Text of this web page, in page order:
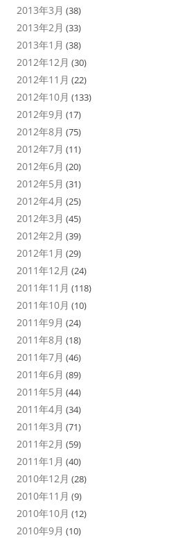
2013年3月 (38)
2013年2月 (33)
2013年1月 (38)
2012年12月 (30)
2012年11月 (22)
2012年10月 (133)
2012年9月 (17)
2012年8月 (75)
2012年7月 (11)
2012年6月 (20)
2012年5月 (31)
2012年4月 (25)
2012年3月 (45)
2012年2月 (39)
2012年1月 (29)
2011年12月 (24)
2011年11月 (118)
2011年10月 (10)
2011年9月 (24)
2011年8月 (18)
2011年7月 (46)
2011年6月 (89)
2011年5月 (44)
2011年4月 (34)
2011年3月 (71)
2011年2月 (59)
2011年1月 (40)
2010年12月 (28)
2010年11月 (9)
2010年10月 (12)
2010年9月 (10)